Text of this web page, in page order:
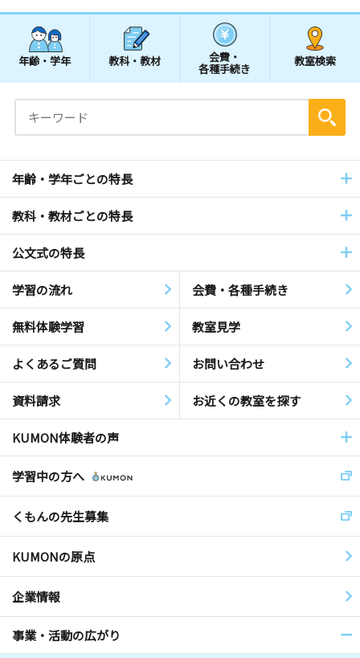
年齢・学年 教科・教材 会費・
各種手続き
教室検索
年齢・学年ごとの特長
教科・教材ごとの特長
公文式の特長
学習の流れ 会費・各種手続き
無料体験学習 教室見学
よくあるご質問 お問い合わせ
資料請求 お近くの教室を探す
KUMON体験者の声
学習中の方へ
くもんの先生募集
KUMONの原点
企業情報
事業・活動の広がり